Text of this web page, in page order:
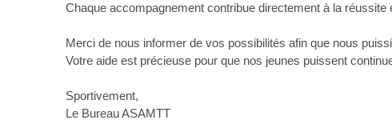
Chaque accompagnement contribue directement à la réussite
Merci de nous informer de vos possibilités afin que nous
Votre aide est précieuse pour que nos jeunes puissent
Sportivement,
Le Bureau ASAMTT